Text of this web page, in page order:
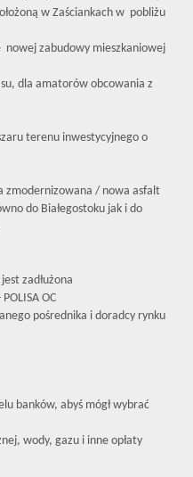
w Zaściankach w pobliżu
nowej zabudowy mieszkaniowej
dla amatorów obcowania z
terenu inwestycyjnego o
zmodernizowana / nowa asfalt
do Białegostoku jak i do
zadłużona
OC
pośrednika i doradcy rynku
banków, abyś mógł wybrać
wody, gazu i inne opłaty